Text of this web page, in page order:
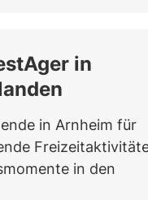
in
in Arnheim für
in den